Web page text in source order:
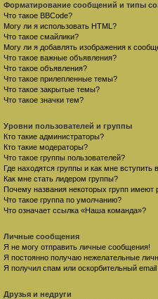
Форматирование сообщений и типы
Что такое BBCode?
Могу ли я использовать HTML?
Что такое смайлики?
Могу ли я добавлять изображения к
Что такое важные объявления?
Что такое объявления?
Что такое прилепленные темы?
Что такое закрытые темы?
Что такое значки тем?
Уровни пользователей и группы
Кто такие администраторы?
Кто такие модераторы?
Что такое группы пользователей?
Где находятся группы и как мне вступить
Как мне стать лидером группы?
Почему названия некоторых групп имеют
Что такое группа по умолчанию?
Что означает ссылка «Наша команда»?
Личные сообщения
Я не могу отправить личные сообщения!
Я постоянно получаю нежелательные
Я получил спам или оскорбительный email
Друзья и недруги